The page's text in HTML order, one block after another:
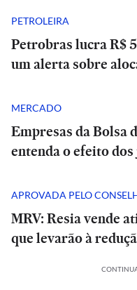
PETROLEIRA
Petrobras lucra R$
um alerta sobre
MERCADO
Empresas da Bolsa
entenda o efeito
APROVADA PELO
MRV: Resia vende
que levarão à